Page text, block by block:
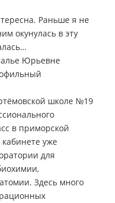
Раньше я не
окунулась в эту
Юрьевне
школе №19
в приморской
уже
для
Здесь много